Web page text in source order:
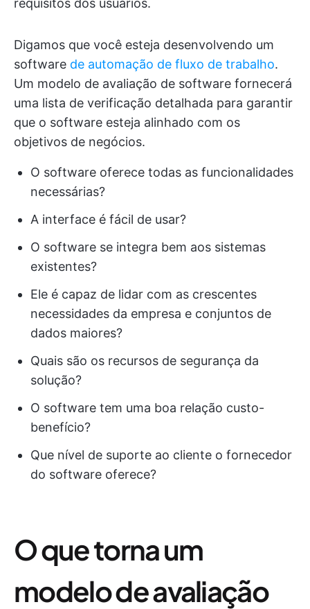
requisitos dos usuários.
Digamos que você esteja desenvolvendo um
software de automação de fluxo de trabalho.
Um modelo de avaliação de software fornecerá
uma lista de verificação detalhada para garantir
que o software esteja alinhado com os
objetivos de negócios.
O software oferece todas as funcionalidades
necessárias?
A interface é fácil de usar?
O software se integra bem aos sistemas
existentes?
Ele é capaz de lidar com as crescentes
necessidades da empresa e conjuntos de
dados maiores?
Quais são os recursos de segurança da
solução?
O software tem uma boa relação custo-
benefício?
Que nível de suporte ao cliente o fornecedor
do software oferece?
O que torna um
modelo de avaliação